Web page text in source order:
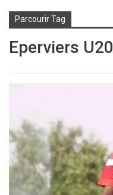
Parcourir Tag
Eperviers U20